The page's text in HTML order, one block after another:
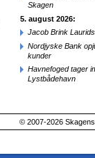
Skagen
5. august 2026:
Jacob Brink
Nordjyske Bank
kunder
Havnefoged tager
Lystbådehavn
© 2007-2026